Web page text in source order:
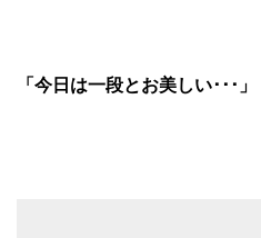
「今日は一段とお美しい･･･」